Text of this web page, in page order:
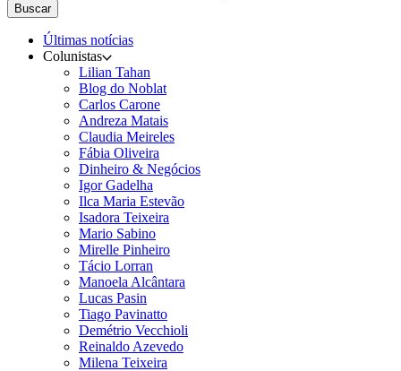
Buscar
Últimas notícias
Colunistas
Lilian Tahan
Blog do Noblat
Carlos Carone
Andreza Matais
Claudia Meireles
Fábia Oliveira
Dinheiro & Negócios
Igor Gadelha
Ilca Maria Estevão
Isadora Teixeira
Mario Sabino
Mirelle Pinheiro
Tácio Lorran
Manoela Alcântara
Lucas Pasin
Tiago Pavinatto
Demétrio Vecchioli
Reinaldo Azevedo
Milena Teixeira